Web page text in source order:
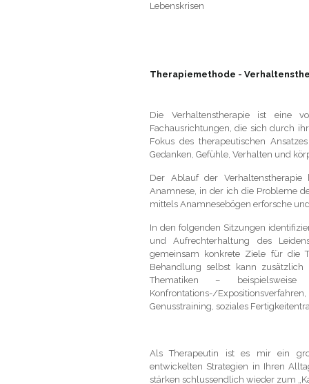
Lebenskrisen
Therapiemethode -
Die Verhaltenstherapie ist eine
Fachausrichtungen, die sich durch
Fokus des therapeutischen
Gedanken, Gefühle, Verhalten und
Der Ablauf der
Anamnese, in der ich die Probleme
mittels Anamnesebögen erforsche
In den folgenden Sitzungen
und Aufrechterhaltung des
gemeinsam konkrete Ziele für die
Behandlung selbst kann
Thematiken – beispielsweise
Konfrontations-/
Genusstraining, soziales
Als Therapeutin ist es mir ein
entwickelten Strategien in Ihren
stärken schlussendlich wieder zum